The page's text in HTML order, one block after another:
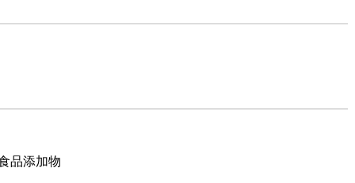
品添加物